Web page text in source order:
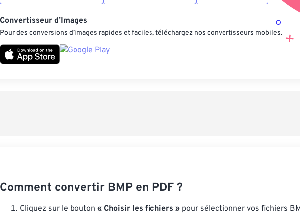
Convertisseur d’Images
Pour des conversions d’images rapides et faciles, téléchargez nos convertisseurs mobiles.
Comment convertir BMP en PDF ?
Cliquez sur le bouton « Choisir les fichiers » pour sélectionner vos fichiers